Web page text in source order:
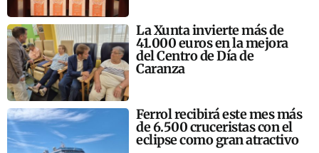
La Xunta invierte más de
41.000 euros en la mejora
del Centro de Día de
Caranza
Ferrol recibirá este mes más
de 6.500 cruceristas con el
eclipse como gran atractivo